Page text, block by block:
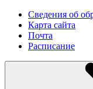
Сведения об
Карта сайта
Почта
Расписание